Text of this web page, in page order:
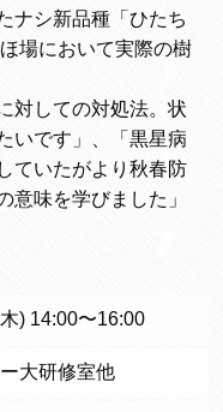
ナシ新品種「ひたち
場において実際の樹
対しての対処法。状
いです」、「黒星病
ていたがより秋春防
意味を学びました」
) 14:00〜16:00
大研修室他